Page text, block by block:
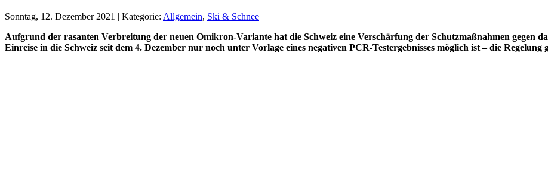
Sonntag, 12. Dezember 2021 | Kategorie: Allgemein, Ski & Schnee
Aufgrund der rasanten Verbreitung der neuen Omikron-Variante hat die Schweiz eine Verschärfung der Schutzmaßnahmen gegen
Einreise in die Schweiz seit dem 4. Dezember nur noch unter Vorlage eines negativen PCR-Testergebnisses möglich ist – die